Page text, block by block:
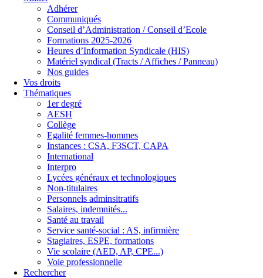
Adhérer
Communiqués
Conseil d’Administration / Conseil d’Ecole
Formations 2025-2026
Heures d’Information Syndicale (HIS)
Matériel syndical (Tracts / Affiches / Panneau)
Nos guides
Vos droits
Thématiques
1er degré
AESH
Collège
Egalité femmes-hommes
Instances : CSA, F3SCT, CAPA
International
Interpro
Lycées généraux et technologiques
Non-titulaires
Personnels adminsitratifs
Salaires, indemnités...
Santé au travail
Service santé-social : AS, infirmière
Stagiaires, ESPE, formations
Vie scolaire (AED, AP, CPE...)
Voie professionnelle
Rechercher